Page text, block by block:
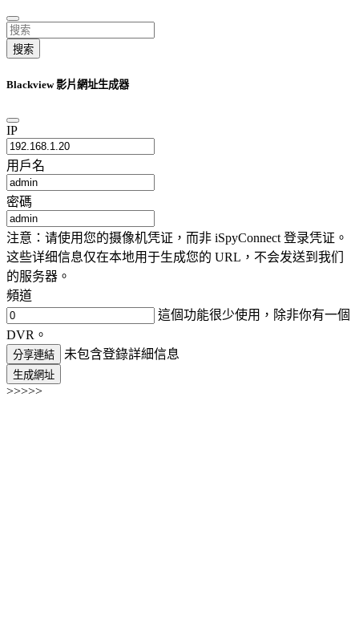
搜索
Blackview 影片網址生成器
IP
用戶名
密碼
注意：请使用您的摄像机凭证，而非 iSpyConnect 登录凭证。
这些详细信息仅在本地用于生成您的 URL，不会发送到我们
的服务器。
頻道
這個功能很少使用，除非你有一個
DVR。
分享連結 未包含登錄詳細信息
生成網址
>>>>>